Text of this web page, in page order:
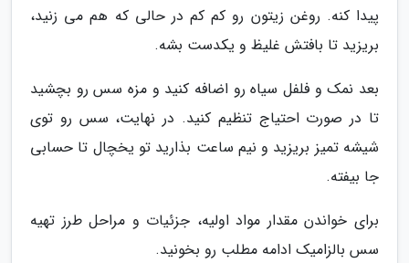
پیدا کنه. روغن زیتون رو کم کم در حالی که هم می زنید،
بریزید تا بافتش غلیظ و یکدست بشه.
بعد نمک و فلفل سیاه رو اضافه کنید و مزه سس رو بچشید
تا در صورت احتیاج تنظیم کنید. در نهایت، سس رو توی
شیشه تمیز بریزید و نیم ساعت بذارید تو یخچال تا حسابی
جا بیفته.
برای خواندن مقدار مواد اولیه، جزئیات و مراحل طرز تهیه
سس بالزامیک ادامه مطلب رو بخونید.